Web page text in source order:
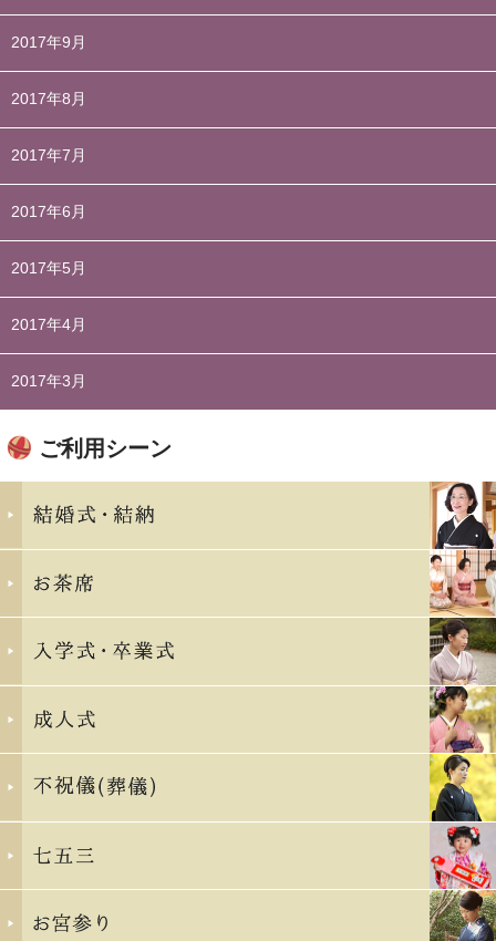
2017年9月
2017年8月
2017年7月
2017年6月
2017年5月
2017年4月
2017年3月
ご利用シーン